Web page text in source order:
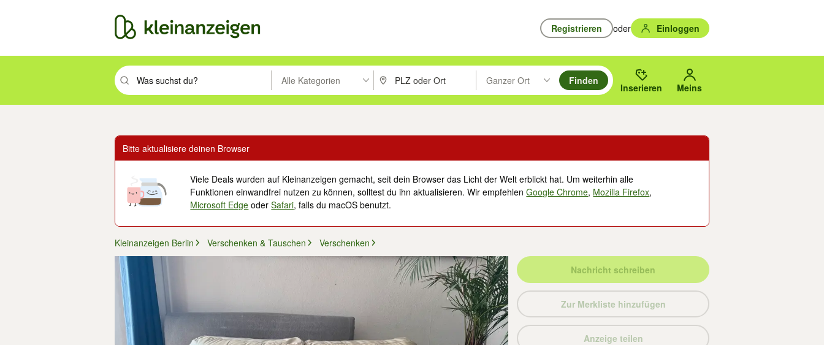
Registrieren oder Einloggen
Suchbegriff eingeben. Eingabetaste drücken um zu suchen, oder Vorschläge mit den Pfeiltasten nach oben/unten durchsuchen und mit Eingabetaste auswählen.
Alle Kategorien PLZ oder Ort eingeben. Eingabetaste drücken um zu suchen, oder Vorschläge mit den Pfeiltasten nach oben/
Ganzer Ort
Suche im Umkreis des gewählten Orts oder PLZ.
Finden
Inserieren Meins
Bitte aktualisiere deinen Browser
Viele Deals wurden auf Kleinanzeigen gemacht, seit dein Browser das Licht der Welt erblickt hat. Um weiterhin alle
Funktionen einwandfrei nutzen zu können, solltest du ihn aktualisieren. Wir empfehlenGoogle Chrome, Mozilla Firefox,
Microsoft Edge oderSafari, falls du macOS benutzt.
Kleinanzeigen Berlin Verschenken & Tauschen Verschenken
Nachricht schreiben
Zur Merkliste hinzufügen
Anzeige teilen